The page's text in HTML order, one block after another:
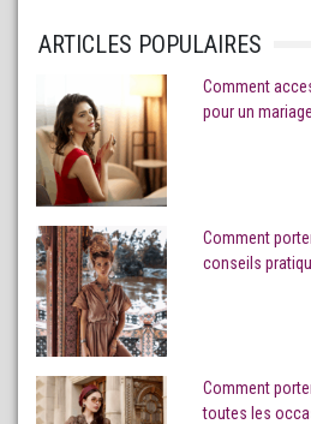
ARTICLES POPULAIRES
Comment
pour un
Comment
conseils
Comment
toutes les